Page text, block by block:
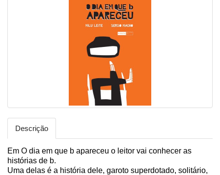
Descrição
Em O dia em que b apareceu o leitor vai conhecer as
histórias de b.
Uma delas é a história dele, garoto superdotado, solitário,